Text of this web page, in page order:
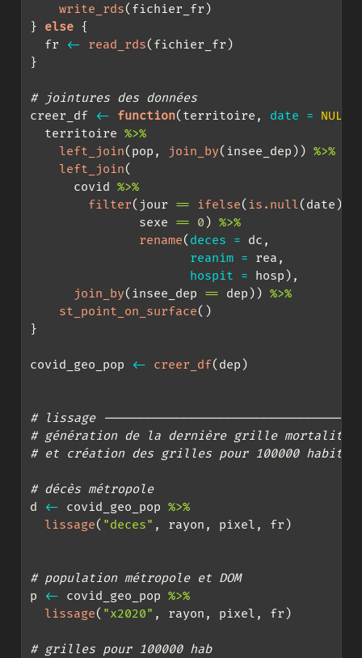
write_rds(fichier_fr)
} else {
  fr
<- read_rds(fichier_fr)
}
# jointures des données
creer_df <- function(territoire, date = NULL
  territoire
%>%
left_join(pop, join_by(insee_dep)) %>%
left_join(
      covid
%>%
filter(jour == ifelse( is.null(date),
               sexe
== 0 ) %>%
rename( deces = dc,
reanim = rea,
hospit = hosp),
join_by(insee_dep == dep)) %>%
st_point_on_surface()
}
covid_geo_pop <- creer_df(dep)
# lissage
# génération de la dernière grille mortalité
# et création des grilles pour 100000
# décès métropole
d
<- covid_geo_pop %>%
lissage( "deces" , rayon, pixel, fr)
# population métropole et DOM
p
<- covid_geo_pop %>%
lissage( "x2020" , rayon, pixel, fr)
# grilles pour 100000 hab